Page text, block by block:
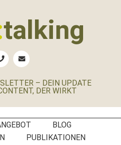
talking
– DEIN UPDATE
DER WIRKT
BLOG
PUBLIKATIONEN